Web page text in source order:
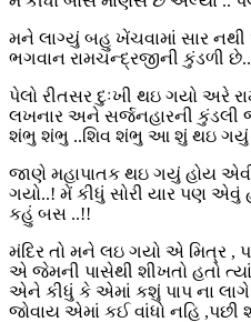
મને લાગ્યું બહુ ખેંચવામાં સાર
ભગવાન રામચન્દ્રજીની કુંડળી
પેલો રીતસર દુઃખી થઇ ગયો અરે
લખનાર અને સર્જનહારની કુંડલી
શંભુ શંભુ ..શિવ શંભુ આ શું થઇ ગયું
જાણે મહાપાતક થઇ ગયું હોય
ગયો..! મેં કીધું સોરી યાર પણ એવું
કહું બસ ..!!
મંદિર તો મને લઇ ગયો એ મિત્ર ,
એ જેમની પાસેથી શીખતો હતો
એને કીધું કે એમાં કશું પાપ ના
જોવાય એમાં કઈ વાંધો નહિ ,પછી